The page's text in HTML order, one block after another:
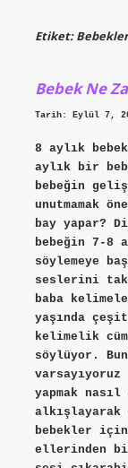
Etiket:
Bebek Ne
Tarih: Eylül 7,
8 aylık
aylık bir
bebeğin
unutmamak
bay yapar?
bebeğin 7-8
söylemeye
seslerini
baba
yaşında
kelimelik
söylüyor.
yapmak
bebekler için
ellerinden